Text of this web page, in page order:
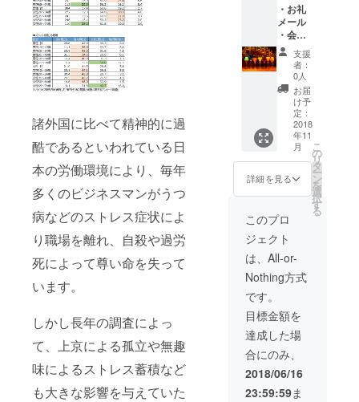
諸外国に比べて精神的に過
酷であるといわれている日
本の労働環境により、毎年
多くのビジネスマンがうつ
病などのストレス症状によ
り職場を離れ、自殺や過労
死によって尊い命を失って
います。
しかし長年の調査によっ
て、上京による孤立や無趣
味によるストレス蓄積など
も大きな影響を与えていた
・お礼
メール
・会員
権
（6,000
円相
当） ・
お客さ
ん専用
のオリ
ジナル
カクテ
ルを当
店に置
かせて
頂きま
す！！
支援
者：
0人
お届
け予
定：
2018
年11
月
詳細を見る
こ
の
リ
タ
ー
ン
を
選
択
す
る
このプロ
ジェクト
は、All-or-
Nothing方式
です。
目標金額を
達成した場
合にのみ、
2018/06/16
23:59:59ま